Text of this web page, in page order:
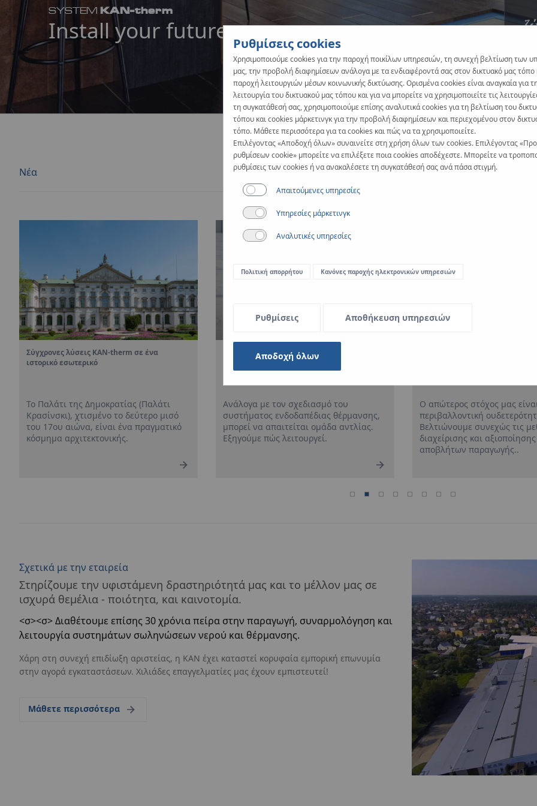
SYSTEM KAN-therm
Install your future
Νέα
KAN-therm σε ένα
(Παλάτι
το δεύτερο μισό
ένα πραγματικό
Ομάδα αντλιών ένδοδαπέδιας θέρμανσης –
Ανάλογα με τον σχεδιασμό του
συστήματος ενδοδαπέδιας θέρμανσης,
μπορεί να απαιτείται ομάδα αντλίας.
Εξηγούμε πώς λειτουργεί.
Ο απώτερος στόχος μας είναι η πλήρης
περιβαλλοντική ουδετερότητα.
Βελτιώνουμε συνεχώς τις μεθόδους
διαχείρισης και αξιοποίησης των
αποβλήτων παραγωγής..
Σχετικά με την εταιρεία
Στηρίζουμε την υφιστάμενη δραστηριότητά μας και το μέλλον μας σε
ισχυρά θεμέλια - ποιότητα, και καινοτομία.
<σ><σ> Διαθέτουμε επίσης 30 χρόνια πείρα στην παραγωγή, συναρμολόγηση και
λειτουργία συστημάτων σωληνώσεων νερού και θέρμανσης.
Χάρη στη συνεχή επιδίωξη αριστείας, η KAN έχει καταστεί κορυφαία εμπορική επωνυμία
στην αγορά εγκαταστάσεων. Χιλιάδες επαγγελματίες μας έχουν εμπιστευτεί!
Μάθετε περισσότερα
Ρυθμίσεις cookies
Χρησιμοποιούμε cookies για την παροχή ποικίλων υπηρεσιών, τη συνεχή βελτίωση των
μας, την προβολή διαφημίσεων ανάλογα με τα ενδιαφέροντά σας στον δικτυακό μας τόπο
παροχή λειτουργιών μέσων κοινωνικής δικτύωσης. Ορισμένα cookies είναι αναγκαία για
λειτουργία του δικτυακού μας τόπου και για να μπορείτε να χρησιμοποιείτε τις
τη συγκατάθεσή σας, χρησιμοποιούμε επίσης αναλυτικά cookies για τη βελτίωση του
τόπου και cookies μάρκετινγκ για την προβολή διαφημίσεων και περιεχομένου στον
τόπο. Μάθετε περισσότερα για τα cookies και πώς να τα χρησιμοποιείτε.
Επιλέγοντας «Αποδοχή όλων» συναινείτε στη χρήση όλων των cookies. Επιλέγοντας
ρυθμίσεων cookie» μπορείτε να επιλέξετε ποια cookies αποδέχεστε. Μπορείτε να
ρυθμίσεις των cookies ή να ανακαλέσετε τη συγκατάθεσή σας ανά πάσα στιγμή.
Απαιτούμενες υπηρεσίες
Υπηρεσίες μάρκετινγκ
Αναλυτικές υπηρεσίες
Πολιτική απορρήτου Κανόνες παροχής ηλεκτρονικών υπηρεσιών
Ρυθμίσεις Αποθήκευση υπηρεσιών
Αποδοχή όλων